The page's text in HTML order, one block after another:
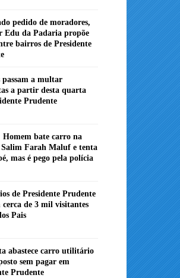
pedido de moradores,
Edu da Padaria propõe
bairros de Presidente
passam a multar
a partir desta quarta
Prudente
bate carro na
Salim Farah Maluf e tenta
mas é pego pela polícia
de Presidente Prudente
cerca de 3 mil visitantes
Pais
abastece carro utilitário
sem pagar em
Prudente